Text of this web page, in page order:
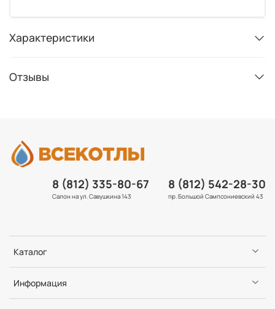
Характеристики
Отзывы
Каталог
Информация
8 (812) 335-80-67
Салон на ул. Савушкина 143
8 (812) 542-28-30
пр. Большой Сампсониевский 43